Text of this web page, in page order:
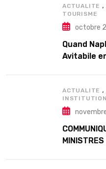
ACTUALITE ,
TOURISME
octobre
Quand
Avitabile
ACTUALITE ,
MINISTRES